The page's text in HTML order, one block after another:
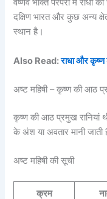
वैष्णव भक्ति परंपरा में राधा
दक्षिण भारत और कुछ अन्य
स्थान है।
Also Read:राधा और कृष्ण
अष्ट महिषी – कृष्ण की आठ
कृष्ण की आठ प्रमुख रानियां
के अंश या अवतार मानी जाती
अष्ट महिषी की सूची
क्रम